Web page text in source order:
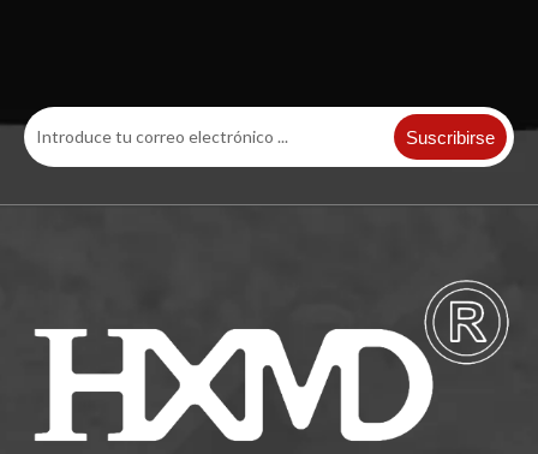
Mini cucharón inclinado para lodo duradero Hitachi 200
Suscribirse